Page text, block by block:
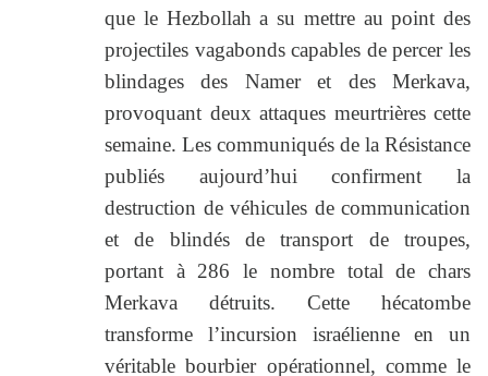
que le Hezbollah a su mettre au point des
projectiles vagabonds capables de percer les
blindages des Namer et des Merkava,
provoquant deux attaques meurtrières cette
semaine. Les communiqués de la Résistance
publiés aujourd’hui confirment la
destruction de véhicules de communication
et de blindés de transport de troupes,
portant à 286 le nombre total de chars
Merkava détruits. Cette hécatombe
transforme l’incursion israélienne en un
véritable bourbier opérationnel, comme le